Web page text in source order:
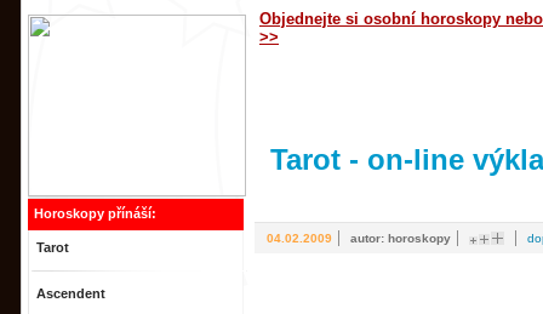
Horoskopy přínáší:
Tarot
Ascendent
Objednejte si osobní horoskopy
>>
Tarot - on-line
04.02.2009 | autor: horoskopy | |